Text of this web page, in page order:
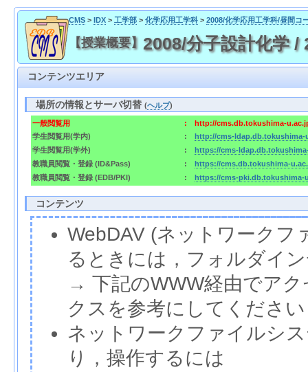
CMS> IDX> 工学部> 化学応用工学科> 2008/化学応用工学科/昼間コ
【授業概要】 2008/分子設計化学
コンテンツエリア
場所の情報とサーバ切替(ヘルプ)
一般閲覧用 :
http://cms.db.tokushima-
学生閲覧用(学内)
:
http://cms-ldap.db.tokushima-
学生閲覧用(学外)
:
https://cms-
教職員閲覧・登録 (ID&Pass)
:
https://cms.db.tokushima-
教職員閲覧・登録 (EDB/PKI)
: https://cms-pki.db.tokushima-
コンテンツ
WebDAV (ネットワーク
るときには，フォルダイ
→ 下記のWWW経由でア
クスを参考にしてくださ
ネットワークファイルシ
り，操作するには